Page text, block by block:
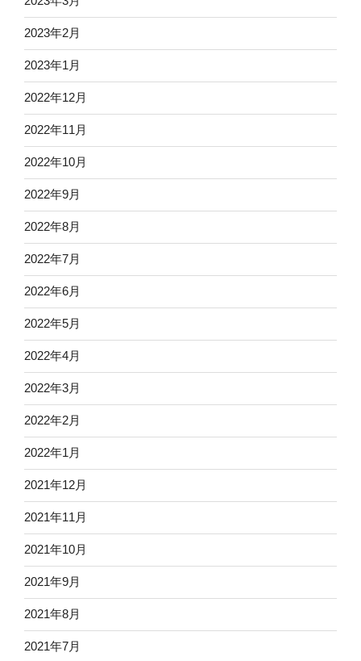
2023年2月
2023年1月
2022年12月
2022年11月
2022年10月
2022年9月
2022年8月
2022年7月
2022年6月
2022年5月
2022年4月
2022年3月
2022年2月
2022年1月
2021年12月
2021年11月
2021年10月
2021年9月
2021年8月
2021年7月